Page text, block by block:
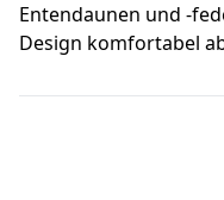
Entendaunen und -
Design komfortabel